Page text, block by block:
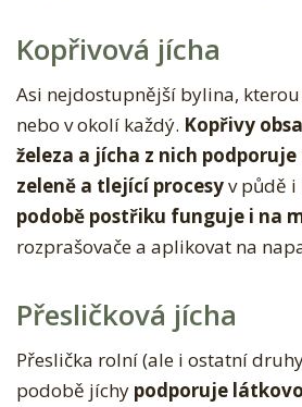
Kopřivová jícha
Asi nejdostupnější bylina,
nebo v okolí každý. Kopřivy
železa a jícha z nich
zeleně a tlející procesyv půdě
podobě postřiku funguje i na
rozprašovače a aplikovat na
Přesličková jícha
Přeslička rolní (ale i ostatní
podobě jíchy podporuje